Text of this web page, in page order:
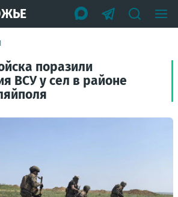
поразили
ВСУ у сел в районе